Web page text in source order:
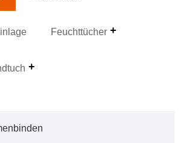
Feuchttücher